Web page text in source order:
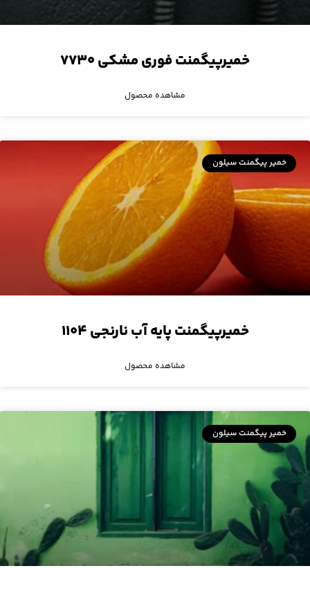
خمیرپیگمنت فوری مشکی ۷۷۳۰
مشاهده محصول
خمیر پیگمنت سیلون
خمیرپیگمنت پایه آب نارنجی ۱۱۰۴
مشاهده محصول
خمیر پیگمنت سیلون